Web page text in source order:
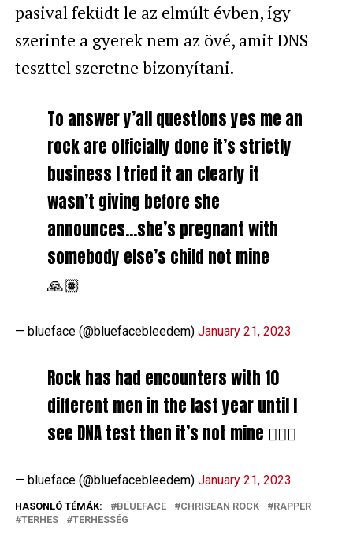
pasival feküdt le az elmúlt évben, így
szerinte a gyerek nem az övé, amit DNS
teszttel szeretne bizonyítani.
To answer y’all questions yes me an
rock are officially done it’s strictly
business I tried it an clearly it
wasn’t giving before she
announces…she’s pregnant with
somebody else’s child not mine
🙏🏽
— blueface (@bluefacebleedem) January 21, 2023
Rock has had encounters with 10
different men in the last year until I
see DNA test then it’s not mine 🤷🏽‍♂️
— blueface (@bluefacebleedem) January 21, 2023
HASONLÓ TÉMÁK: BLUEFACE CHRISEAN ROCK
RAPPER
TERHES
TERHESSÉG